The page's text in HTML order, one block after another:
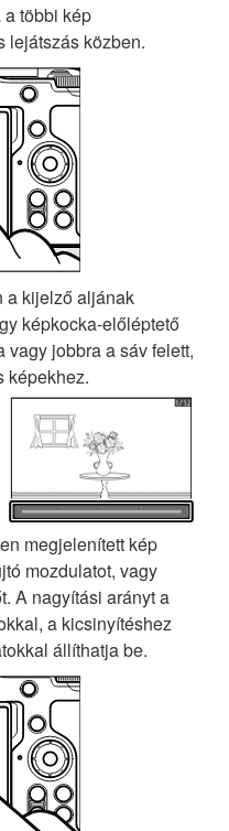
többi kép
lejátszás közben.
a kijelző aljának
képkocka-előléptető
vagy jobbra a sáv felett,
képekhez.
megjelenített kép
mozdulatot, vagy
A nagyítási arányt a
a kicsinyítéshez
állíthatja be.